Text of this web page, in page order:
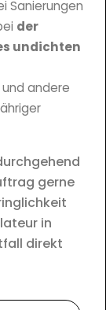
Sanierungen
der
undichten
andere
gerne
in
direkt